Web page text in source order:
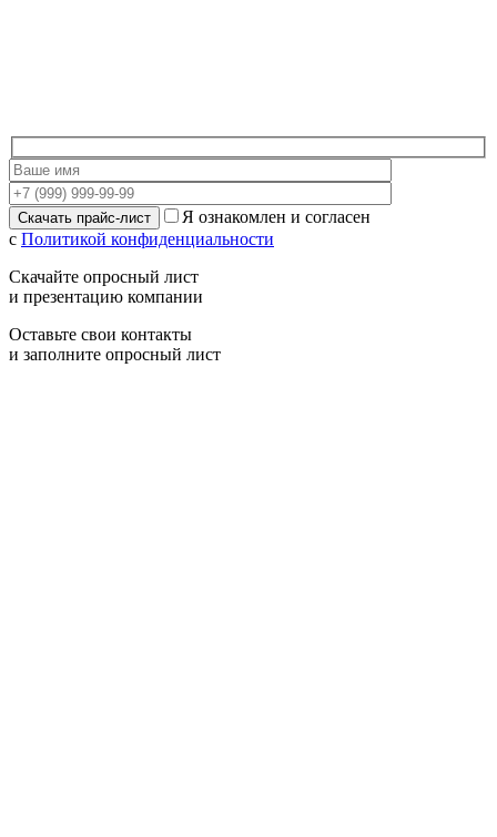
Я ознакомлен и согласен
с Политикой конфиденциальности
Скачайте опросный лист
и презентацию компании
Оставьте свои контакты
и заполните опросный лист